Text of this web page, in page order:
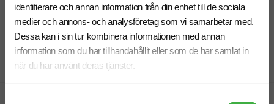
identifierare och annan information från din enhet till de sociala
medier och annons- och analysföretag som vi samarbetar med.
Dessa kan i sin tur kombinera informationen med annan
information som du har tillhandahållit eller som de har samlat in
när du har använt deras tjänster.
Fri offert
Prisgaranti